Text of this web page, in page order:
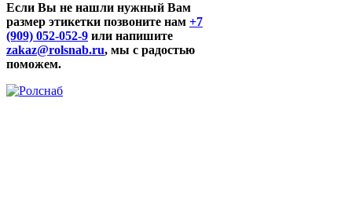
Если Вы не нашли нужный Вам
размер этикетки позвоните нам +7
(909) 052-052-9 или напишите
zakaz@rolsnab.ru, мы с радостью
поможем.